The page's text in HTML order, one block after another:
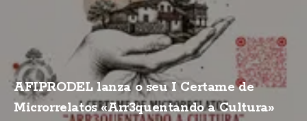
AFIPRODEL lanza o seu I Certame de
Microrrelatos «Arr3quentando a Cultura»